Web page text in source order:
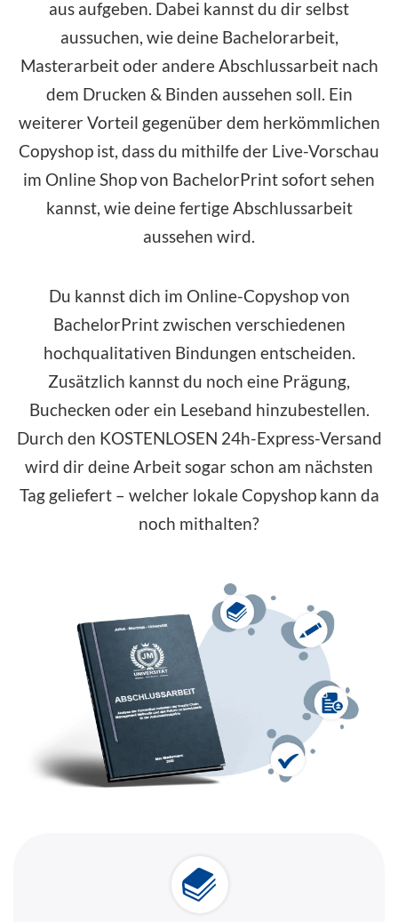
aus aufgeben. Dabei kannst du dir selbst
aussuchen, wie deine Bachelorarbeit,
Masterarbeit oder andere Abschlussarbeit nach
dem Drucken & Binden aussehen soll. Ein
weiterer Vorteil gegenüber dem herkömmlichen
Copyshop ist, dass du mithilfe der Live-Vorschau
im Online Shopvon BachelorPrint sofort sehen
kannst, wie deine fertige Abschlussarbeit
aussehen wird.
Du kannst dich im Online-Copyshop von
BachelorPrint zwischen verschiedenen
hochqualitativen Bindungen entscheiden.
Zusätzlich kannst du noch eine Prägung,
Buchecken oder ein Leseband hinzubestellen.
Durch den KOSTENLOSEN 24h-Express-Versand
wird dir deine Arbeit sogar schon am nächsten
Tag geliefert – welcher lokale Copyshop kann da
noch mithalten?